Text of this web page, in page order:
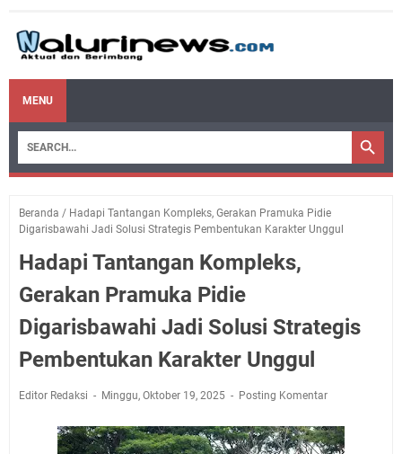
MENU
Beranda / Hadapi Tantangan Kompleks, Gerakan Pramuka Pidie
Digarisbawahi Jadi Solusi Strategis Pembentukan Karakter Unggul
Hadapi Tantangan Kompleks,
Gerakan Pramuka Pidie
Digarisbawahi Jadi Solusi Strategis
Pembentukan Karakter Unggul
Editor Redaksi Minggu, Oktober 19, 2025 Posting Komentar